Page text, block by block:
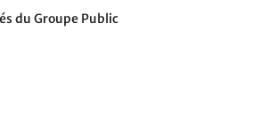
du Groupe Public